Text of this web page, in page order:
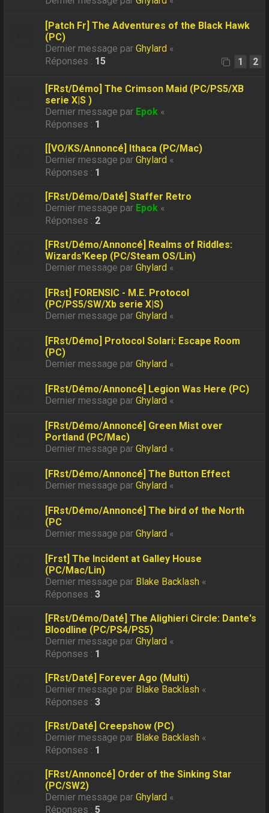
[Patch Fr] The Adventures of the Black Hawk
(PC)
Dernier message parGhylard «
Réponses : 15 1 2
[FRst/Démo] The Crimson Maid (PC/PS5/XB
serie X|S )
Dernier message par Epok «
Réponses : 1
[[VO/KS/Annoncé] Ithaca (PC/Mac)
Dernier message parGhylard «
Réponses : 1
[FRst/Démo/Daté] Staffer Retro
Dernier message par Epok «
Réponses : 2
[FRst/Démo/Annoncé] Realms of Riddles:
Wizards'Keep (PC/Steam OS/Lin)
Dernier message parGhylard «
[FRst] FORENSIC - M.E. Protocol
(PC/PS5/SW/Xb serie X|S)
Dernier message parGhylard «
[FRst/Démo] Protocol Solari: Escape Room
(PC)
Dernier message parGhylard «
[FRst/Démo/Annoncé] Legion Was Here (PC)
Dernier message parGhylard «
[FRst/Démo/Annoncé] Green Mist over
Portland (PC/Mac)
Dernier message parGhylard «
[FRst/Démo/Annoncé] The Button Effect
Dernier message parGhylard «
[FRst/Démo/Annoncé] The bird of the North
(PC
Dernier message parGhylard «
[Frst] The Incident at Galley House
(PC/Mac/Lin)
Dernier message par Blake Backlash «
Réponses :3
[FRst/Démo/Daté] The Alighieri Circle: Dante's
Bloodline (PC/PS4/PS5)
Dernier message parGhylard «
Réponses : 1
[FRst/Daté] Forever Ago (Multi)
Dernier message par Blake Backlash «
Réponses :3
[FRst/Daté] Creepshow (PC)
Dernier message par Blake Backlash «
Réponses : 1
[FRst/Annoncé] Order of the Sinking Star
(PC/SW2)
Dernier message parGhylard «
Réponses :5